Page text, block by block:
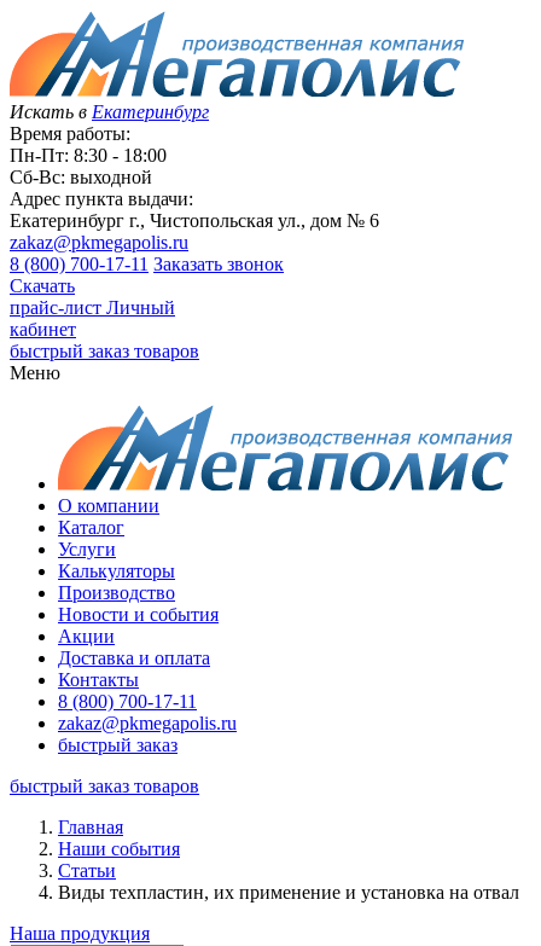
Искать в Екатеринбург
Время работы:
Пн-Пт: 8:30 - 18:00
Сб-Вс: выходной
Адрес пункта выдачи:
Екатеринбург г., Чистопольская ул., дом № 6
zakaz@pkmegapolis.ru
8 (800) 700-17-11 Заказать звонок
Скачать
прайс-лист Личный
кабинет
быстрый заказ товаров
Меню
О компании
Каталог
Услуги
Калькуляторы
Производство
Новости и события
Акции
Доставка и оплата
Контакты
8 (800) 700-17-11
zakaz@pkmegapolis.ru
быстрый заказ
быстрый заказ товаров
Главная
Наши события
Статьи
Виды техпластин, их применение и установка на отвал
Наша продукция